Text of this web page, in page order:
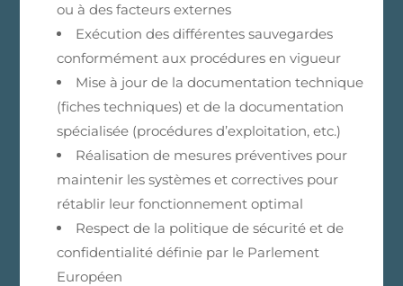
ou à des facteurs externes
Exécution des différentes sauvegardes
conformément aux procédures en vigueur
Mise à jour de la documentation technique
(fiches techniques) et de la documentation
spécialisée (procédures d’exploitation, etc.)
Réalisation de mesures préventives pour
maintenir les systèmes et correctives pour
rétablir leur fonctionnement optimal
Respect de la politique de sécurité et de
confidentialité définie par le Parlement
Européen